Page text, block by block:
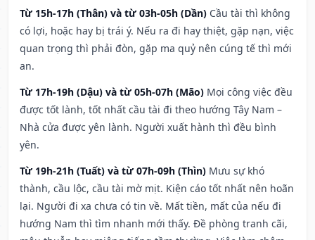
Từ 15h-17h (Thân) và từ 03h-05h (Dần) Cầu tài thì không
có lợi, hoặc hay bị trái ý. Nếu ra đi hay thiệt, gặp nạn, việc
quan trọng thì phải đòn, gặp ma quỷ nên cúng tế thì mới
an.
Từ 17h-19h (Dậu) và từ 05h-07h (Mão) Mọi công việc đều
được tốt lành, tốt nhất cầu tài đi theo hướng Tây Nam –
Nhà cửa được yên lành. Người xuất hành thì đều bình
yên.
Từ 19h-21h (Tuất) và từ 07h-09h (Thìn) Mưu sự khó
thành, cầu lộc, cầu tài mờ mịt. Kiện cáo tốt nhất nên hoãn
lại. Người đi xa chưa có tin về. Mất tiền, mất của nếu đi
hướng Nam thì tìm nhanh mới thấy. Đề phòng tranh cãi,